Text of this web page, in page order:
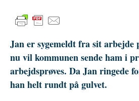
Jan er sygemeldt fra sit arbejde
nu vil kommunen sende ham i
arbejdsprøves. Da Jan ringede
han helt rundt på gulvet.